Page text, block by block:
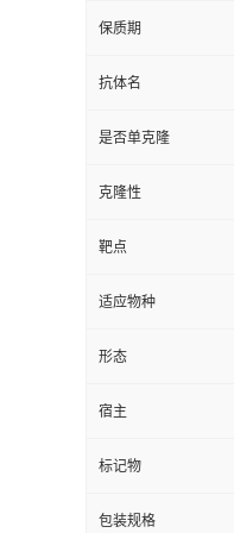
保质期
抗体名
是否单克隆
克隆性
靶点
适应物种
形态
宿主
标记物
包装规格